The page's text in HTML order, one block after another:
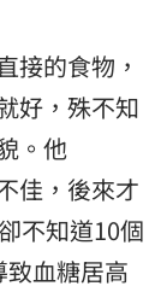
接的食物，
好，殊不知
。他
佳，後來才
不知道10個
血糖居高